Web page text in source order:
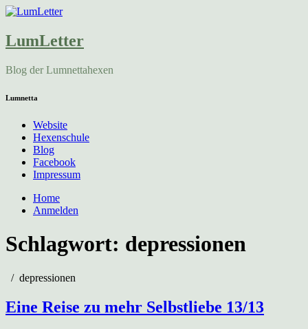
LumLetter
Blog der Lumnettahexen
Lumnetta
Website
Hexenschule
Blog
Facebook
Impressum
Home
Anmelden
Schlagwort: depressionen
depressionen
Eine Reise zu mehr Selbstliebe 13/13